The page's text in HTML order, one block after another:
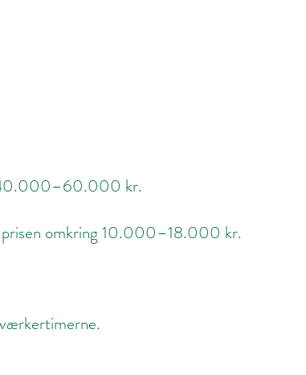
40.000–60.000 kr.
prisen omkring 10.000–18.000 kr.